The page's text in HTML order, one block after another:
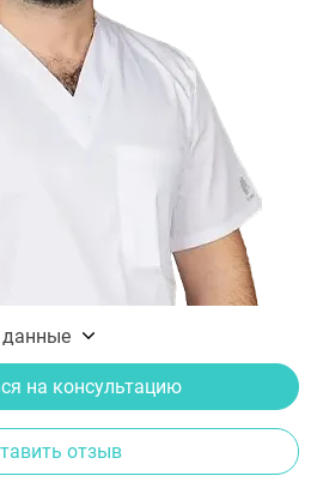
данные
на консультацию
отзыв